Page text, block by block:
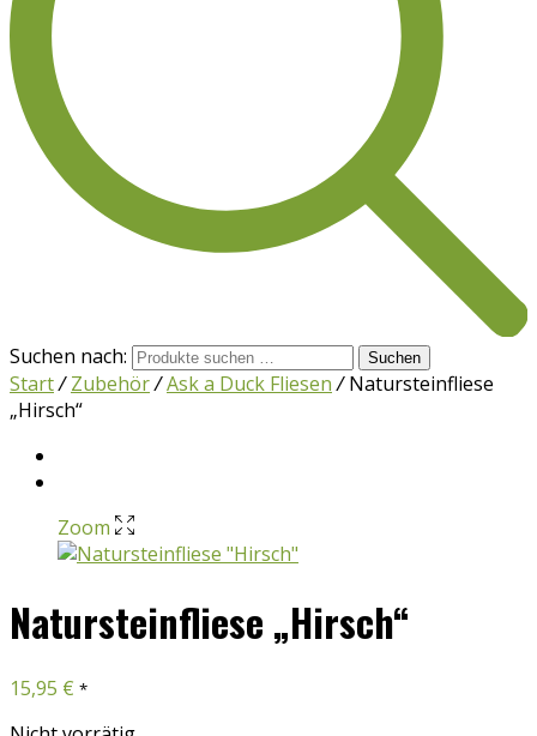
Suchen nach: Suchen
Start/ Zubehör/Ask a Duck Fliesen /Natursteinfliese
„Hirsch“
Zoom
Natursteinfliese „Hirsch“
15,95 € *